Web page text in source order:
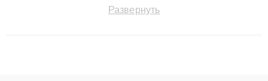
сохранением гарантии до 3 лет. Наши мастера решают
Развернуть